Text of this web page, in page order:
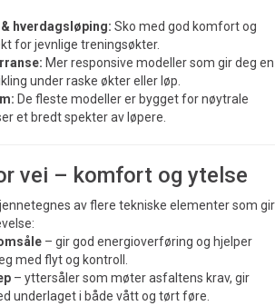
hverdagsløping: Sko med god komfort og
for jevnlige treningsøkter.
Mer responsive modeller som gir deg en
under raske økter eller løp.
De fleste modeller er bygget for nøytrale
et bredt spekter av løpere.
vei – komfort og ytelse
av flere tekniske elementer som gir
– gir god energi­overføring og hjelper
med flyt og kontroll.
– yttersåler som møter asfaltens krav, gir
underlaget i både vått og tørt føre.